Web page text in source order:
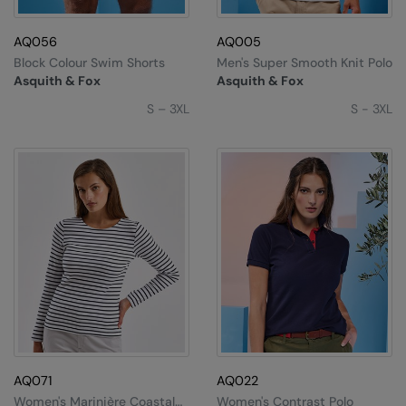
AQ056
Asquith & Fox
Block Colour Swim Shorts
S – 3XL
AQ005
Asquith & Fox
Men's Super Smooth Knit Polo
S - 3XL
AQ071
Women's Marinière Coastal
AQ022
Women's Contrast Polo